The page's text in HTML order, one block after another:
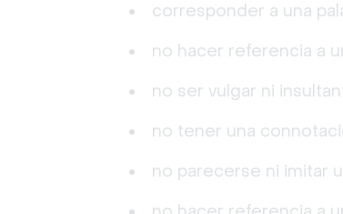
corresponder a una
no hacer referencia a
no ser vulgar ni
no tener una
no parecerse ni imitar